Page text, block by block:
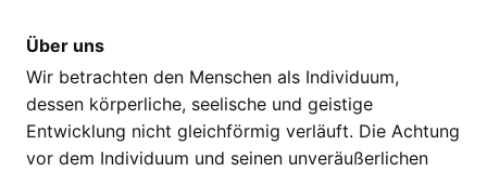
Über uns
Wir betrachten den Menschen als Individuum,
dessen körperliche, seelische und geistige
Entwicklung nicht gleichförmig verläuft. Die Achtung
vor dem Individuum und seinen unveräußerlichen